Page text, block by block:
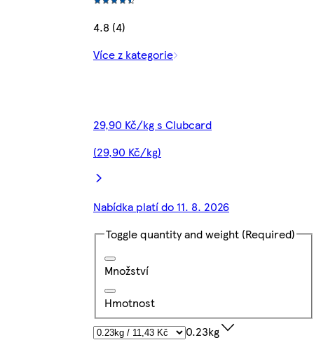
4.8 (4)
Více z kategorie
29,90 Kč/kg s Clubcard
(29,90 Kč/kg)
Nabídka platí do 11. 8. 2026
Toggle quantity and weight (Required)
Množství
Hmotnost
0.23kg